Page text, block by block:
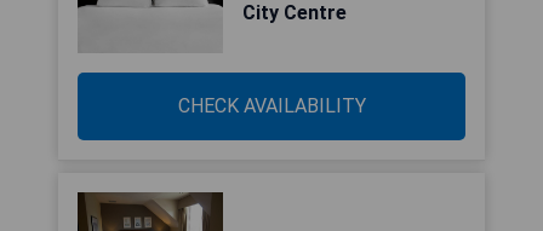
City Centre
CHECK AVAILABILITY